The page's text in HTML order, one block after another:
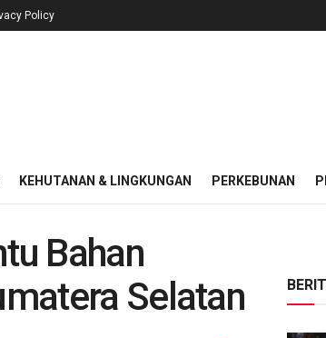
Policy
KEHUTANAN & LINGKUNGAN PERKEBUNAN
Bahan
Selatan